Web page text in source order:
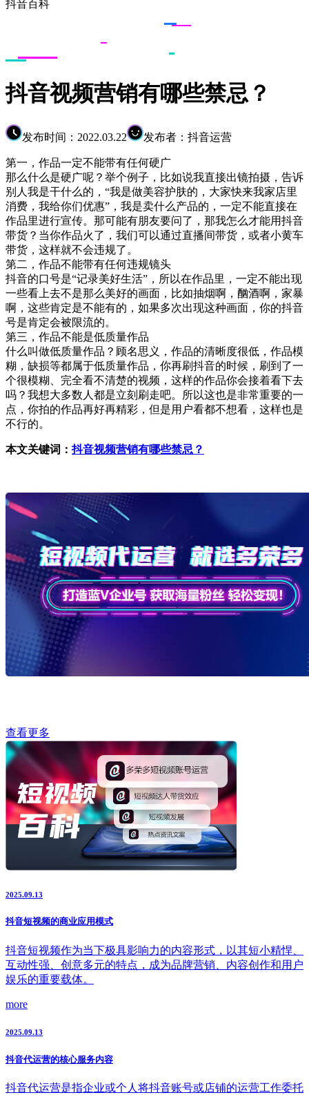
抖音百科
抖音视频营销有哪些禁忌？
发布时间：2022.03.22 发布者：抖音运营
第一，作品一定不能带有任何硬广
那么什么是硬广呢？举个例子，比如说我直接出镜拍摄，告诉
别人我是干什么的，“我是做美容护肤的，大家快来我家店里
消费，我给你们优惠”，我是卖什么产品的，一定不能直接在
作品里进行宣传。那可能有朋友要问了，那我怎么才能用抖音
带货？当你作品火了，我们可以通过直播间带货，或者小黄车
带货，这样就不会违规了。
第二，作品不能带有任何违规镜头
抖音的口号是“记录美好生活”，所以在作品里，一定不能出现
一些看上去不是那么美好的画面，比如抽烟啊，酗酒啊，家暴
啊，这些肯定是不能有的，如果多次出现这种画面，你的抖音
号是肯定会被限流的。
第三，作品不能是低质量作品
什么叫做低质量作品？顾名思义，作品的清晰度很低，作品模
糊，缺损等都属于低质量作品，你再刷抖音的时候，刷到了一
个很模糊、完全看不清楚的视频，这样的作品你会接着看下去
吗？我想大多数人都是立刻刷走吧。所以这也是非常重要的一
点，你拍的作品再好再精彩，但是用户看都不想看，这样也是
不行的。
本文关键词：抖音视频营销有哪些禁忌？
查看更多
2025.09.13
抖音短视频的商业应用模式
抖音短视频作为当下极具影响力的内容形式，以其短小精悍、
互动性强、创意多元的特点，成为品牌营销、内容创作和用户
娱乐的重要载体。
more
2025.09.13
抖音代运营的核心服务内容
抖音代运营是指企业或个人将抖音账号或店铺的运营工作委托